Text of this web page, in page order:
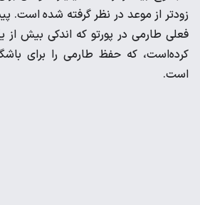
فعلی طارمی در پورتو که اندکی بیش از
کرده‌است، که حفظ طارمی را برای
است.